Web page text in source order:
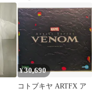
¥30,690
コトブキヤ ARTFX ア